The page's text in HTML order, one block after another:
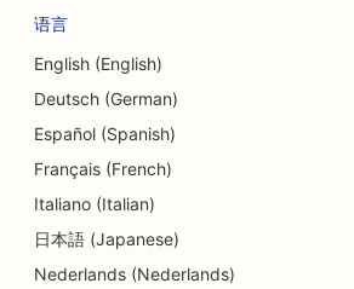
磨皮服务的搜索引擎优化
日托中心的搜索引擎优化
牙科诊所搜索引擎优化
细节店铺的搜索引擎优化
语言
English (English)
Deutsch (German)
Español (Spanish)
Français (French)
Italiano (Italian)
日本語 (Japanese)
Nederlands (Nederlands)